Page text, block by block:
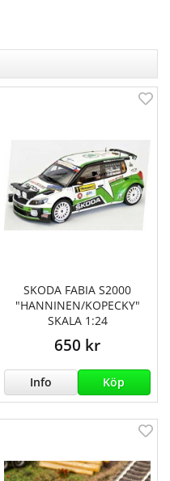
SKODA FABIA S2000
"HANNINEN/KOPECKY"
SKALA 1:24
650 kr
Info Köp